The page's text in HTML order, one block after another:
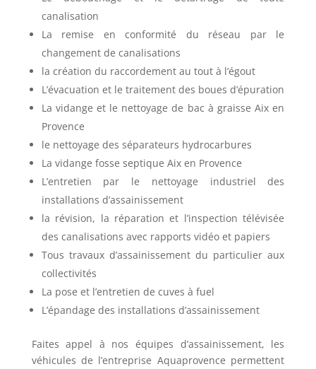
canalisation
La remise en conformité du réseau par le
changement de canalisations
la création du raccordement au tout à l’égout
L’évacuation et le traitement des boues d’épuration
La vidange et le nettoyage de bac à graisse Aix en
Provence
le nettoyage des séparateurs hydrocarbures
La vidange fosse septique Aix en Provence
L’entretien par le nettoyage industriel des
installations d’assainissement
la révision, la réparation et l’inspection télévisée
des canalisations avec rapports vidéo et papiers
Tous travaux d’assainissement du particulier aux
collectivités
La pose et l’entretien de cuves à fuel
L’épandage des installations d’assainissement
Faites appel à nos équipes d’assainissement, les
véhicules de l’entreprise Aquaprovence permettent